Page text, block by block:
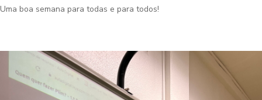
Uma boa semana para todas e para todos!